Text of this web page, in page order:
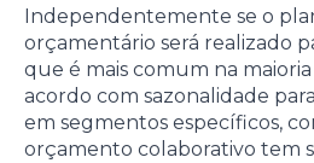
Independentemente se o
orçamentário será realizado
que é mais comum na
acordo com sazonalidade
em segmentos específicos,
orçamento colaborativo tem